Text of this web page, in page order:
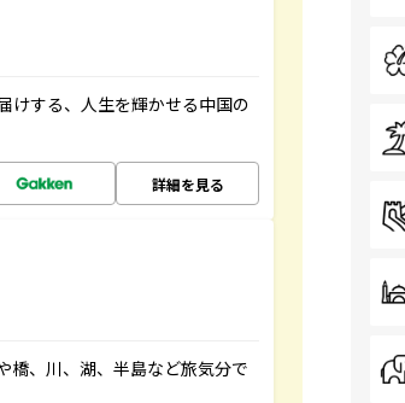
けする、人生を輝かせる中国の
詳細を見る
橋、川、湖、半島など旅気分で